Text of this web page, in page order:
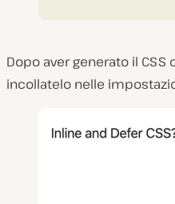
Dopo aver generato il
incollatelo nelle